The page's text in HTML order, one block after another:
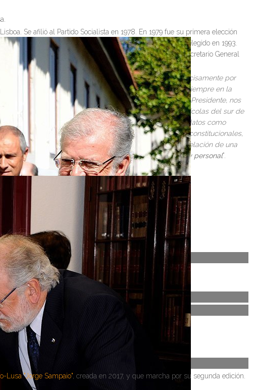
Se afilió al Partido Socialista en 1978. En 1979 fue su primera elección
En el año 1989 fue elegido Alcalde de Lisboa y reelegido en 1993.
por el Gobierno de España. En 2007, Ban Ki-Moon, Secretario General
como Presidente de la República. Pero, precisamente por
placer recibir en casa a quien tan bien nos ha recibido siempre en la
desde todos los puntos de vista. Nos conocimos, señor Presidente, nos
políticas en defensa de las producciones agrícolas del sur de
y para con quien les habla a lo largo de sus dos mandatos como
dentro de unos meses deje sus actuales funciones constitucionales,
mediatizada por sus altas responsabilidades, sino la relación de una
tales en estos fértiles años de relación institucional y personal”.
Mérida.
Lusa "Jorge Sampaio" , creada en 2017, y que marcha por su segunda edición.